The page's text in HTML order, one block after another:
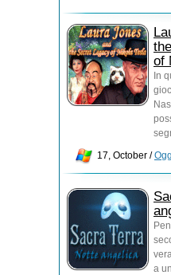
of
In
17, October /
a